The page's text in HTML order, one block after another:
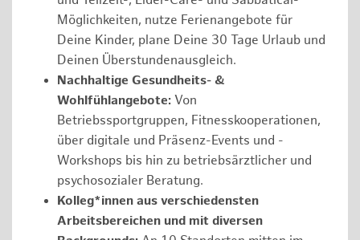
Möglichkeiten, nutze Ferienangebote für
Deine Kinder, plane Deine 30 Tage Urlaub und
Deinen Überstundenausgleich.
Nachhaltige Gesundheits- &
Wohlfühlangebote: Von
Betriebssportgruppen, Fitnesskooperationen,
über digitale und Präsenz-Events und -
Workshops bis hin zu betriebsärztlicher und
psychosozialer Beratung.
Kolleg*innen aus verschiedensten
Arbeitsbereichen und mit diversen